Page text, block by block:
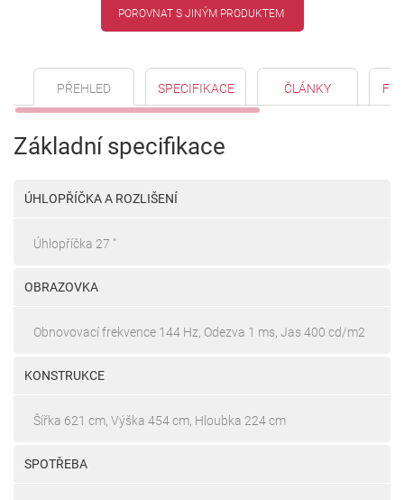
POROVNAT S JINÝM PRODUKTEM
PŘEHLED SPECIFIKACE ČLÁNKY
Základní specifikace
ÚHLOPŘÍČKA A ROZLIŠENÍ
Úhlopříčka 27 "
OBRAZOVKA
Obnovovací frekvence 144 Hz, Odezva 1 ms, Jas 400 cd/m2
KONSTRUKCE
Šířka 621 cm, Výška 454 cm, Hloubka 224 cm
SPOTŘEBA